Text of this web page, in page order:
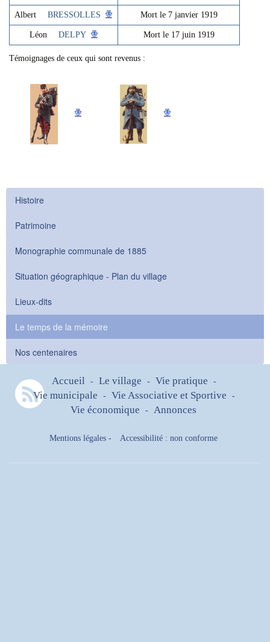
Albert BRESSOLLES Mort le 7 janvier 1919
Léon DELPY Mort le 17 juin 1919
Témoignages de ceux qui sont revenus :
Histoire
Patrimoine
Monographie communale de 1885
Situation géographique - Plan du village
Lieux-dits
Le temps de la mémoire
Nos centenaires
Accueil - Le village - Vie pratique -
Vie municipale - Vie Associative et Sportive -
Vie économique - Annonces
Mentions légales - Accessibilité : non conforme